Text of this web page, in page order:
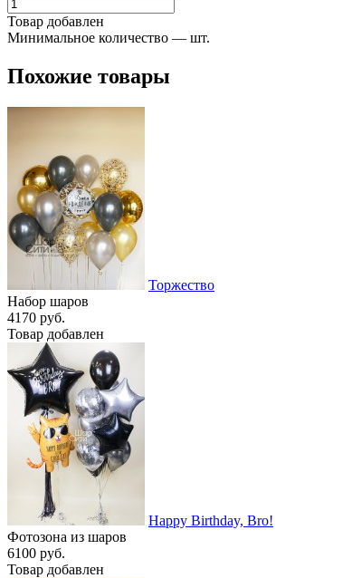
Товар добавлен
Минимальное количество — шт.
Похожие товары
Торжество
Набор шаров
4170 руб.
Товар добавлен
Happy Birthday, Bro!
Фотозона из шаров
6100 руб.
Товар добавлен